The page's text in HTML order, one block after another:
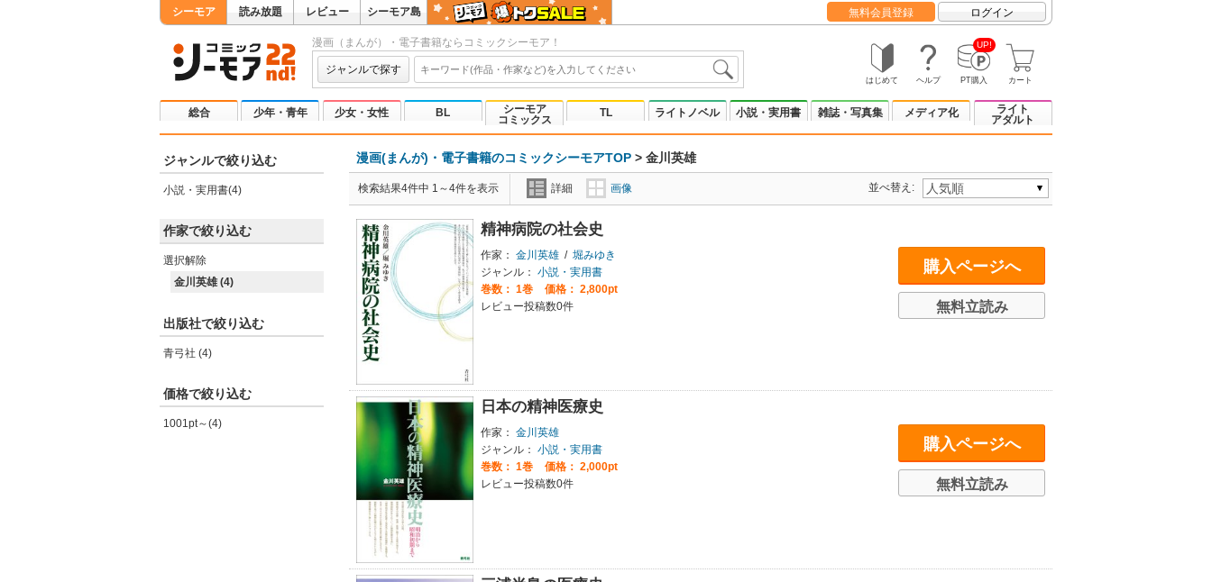
シーモア 読み放題 レビュー シーモア島 無料会員登録 ログイン
漫画（まんが）・電子書籍ならコミックシーモア！
ジャンルで探す
はじめて ヘルプ
UP!
PT購入 カート
総合 少年・青年 少女・女性 BL
シーモア
コミックス
TL ライトノベル 小説・実用書 雑誌・写真集 メディア化
ライト
アダルト
ジャンルで絞り込む
小説・実用書(4)
作家で絞り込む
選択解除
金川英雄 (4)
出版社で絞り込む
青弓社 (4)
価格で絞り込む
1001pt～(4)
漫画(まんが)・電子書籍のコミックシーモアTOP > 金川英雄
検索結果4件中 1～4件を表示 詳細 画像 並べ替え:
精神病院の社会史
作家： 金川英雄 / 堀みゆき
ジャンル： 小説・実用書
巻数： 1巻
価格： 2,800pt
レビュー投稿数0件
購入ページへ
無料立読み
日本の精神医療史
作家： 金川英雄
ジャンル： 小説・実用書
巻数： 1巻
価格： 2,000pt
レビュー投稿数0件
購入ページへ
無料立読み